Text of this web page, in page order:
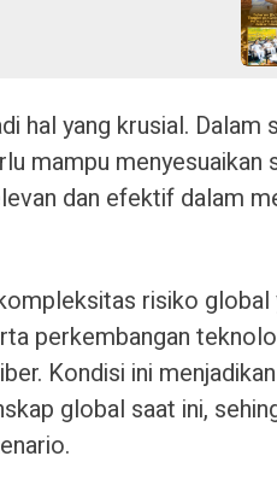
hal yang krusial. Dalam
mampu menyesuaikan
dan efektif dalam
risiko global
perkembangan
Kondisi ini menjadikan
global saat ini,